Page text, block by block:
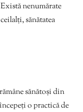
nenumărate
sănătatea
sănătoși din
o practică de